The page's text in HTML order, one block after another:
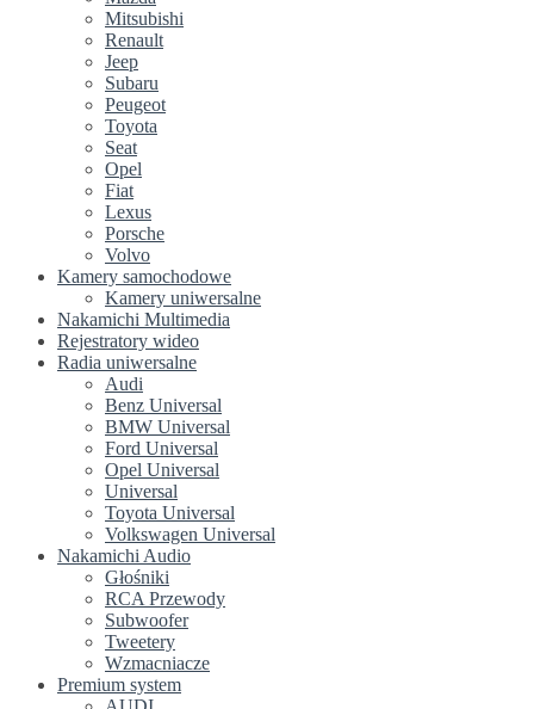
Mitsubishi
Renault
Jeep
Subaru
Peugeot
Toyota
Seat
Opel
Fiat
Lexus
Porsche
Volvo
Kamery samochodowe
Kamery uniwersalne
Nakamichi Multimedia
Rejestratory wideo
Radia uniwersalne
Audi
Benz Universal
BMW Universal
Ford Universal
Opel Universal
Universal
Toyota Universal
Volkswagen Universal
Nakamichi Audio
Głośniki
RCA Przewody
Subwoofer
Tweetery
Wzmacniacze
Premium system